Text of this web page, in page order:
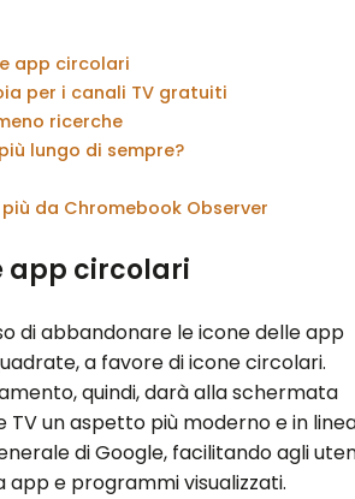
app circolari
per i canali TV gratuiti
ricerche
lungo di sempre?
da Chromebook Observer
app circolari
di abbandonare le icone delle app
a favore di icone circolari.
quindi, darà alla schermata
TV un aspetto più moderno e in
di Google, facilitando agli
app e programmi visualizzati.